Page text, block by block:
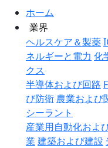
ホーム
業界
ヘルスケア＆製薬
ネルギーと電力 化
クス
半導体および回路
び防衛 農業および
シーラント
産業用自動化およ
業 建築および建設